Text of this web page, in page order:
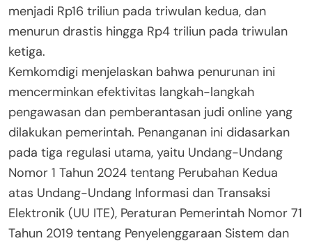
menjadi Rp16 triliun pada triwulan kedua, dan
menurun drastis hingga Rp4 triliun pada triwulan
ketiga.
Kemkomdigi menjelaskan bahwa penurunan ini
mencerminkan efektivitas langkah-langkah
pengawasan dan pemberantasan judi online yang
dilakukan pemerintah. Penanganan ini didasarkan
pada tiga regulasi utama, yaitu Undang-Undang
Nomor 1 Tahun 2024 tentang Perubahan Kedua
atas Undang-Undang Informasi dan Transaksi
Elektronik (UU ITE), Peraturan Pemerintah Nomor 71
Tahun 2019 tentang Penyelenggaraan Sistem dan